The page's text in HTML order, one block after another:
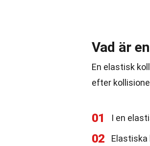
Vad är
En elastisk
efter
01 I en
02 Elastiska